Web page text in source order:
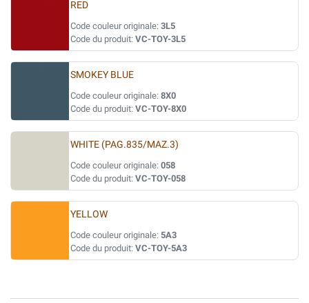
RED
Code couleur originale: 3L5
Code du produit: VC-TOY-3L5
SMOKEY BLUE
Code couleur originale: 8X0
Code du produit: VC-TOY-8X0
WHITE (PAG.835/MAZ.3)
Code couleur originale: 058
Code du produit: VC-TOY-058
YELLOW
Code couleur originale: 5A3
Code du produit: VC-TOY-5A3